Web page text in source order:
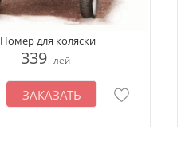
Номер для коляски
339 лей
ЗАКАЗАТЬ